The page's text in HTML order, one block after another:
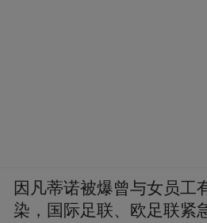
因凡蒂诺被爆曾与女员工
染，国际足联、欧足联紧